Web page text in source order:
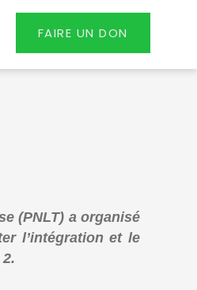
FAIRE UN DON
(PNLT) a organisé
l’intégration et le